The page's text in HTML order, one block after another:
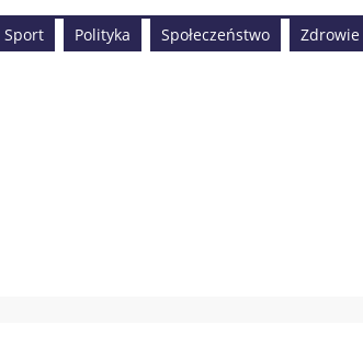
Sport Polityka Społeczeństwo Zdrowie